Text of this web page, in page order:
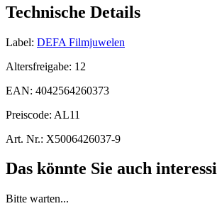
Technische Details
Label: DEFA Filmjuwelen
Altersfreigabe: 12
EAN: 4042564260373
Preiscode: AL11
Art. Nr.: X5006426037-9
Das könnte Sie auch
Bitte warten...